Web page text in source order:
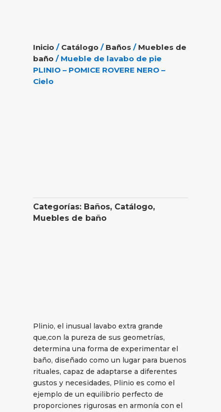
Inicio / Catálogo / Baños / Muebles de
baño / Mueble de lavabo de pie
PLINIO – POMICE ROVERE NERO –
Cielo
Categorías: Baños, Catálogo,
Muebles de baño
Plinio, el inusual lavabo extra grande
que,con la pureza de sus geometrías,
determina una forma de experimentar el
baño, diseñado como un lugar para buenos
rituales, capaz de adaptarse a diferentes
gustos y necesidades, Plinio es como el
ejemplo de un equilibrio perfecto de
proporciones rigurosas en armonía con el